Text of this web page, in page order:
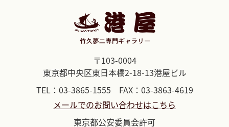
〒103-0004
東京都中央区東日本橋2-18-13港屋ビル
TEL：03-3865-1555 FAX：03-3863-4619
メールでのお問い合わせはこちら
東京都公安委員会許可